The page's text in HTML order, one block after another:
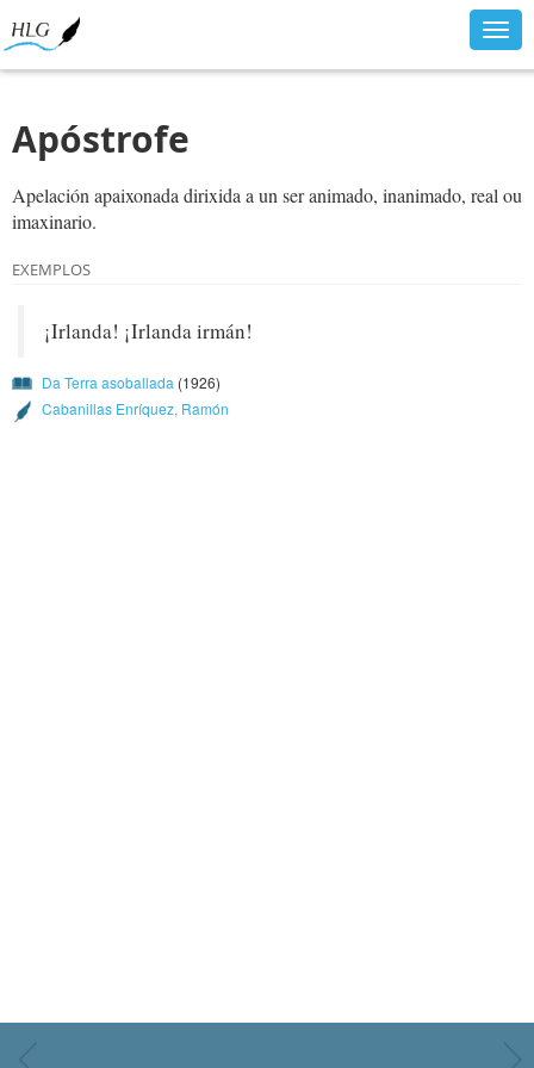
Apóstrofe
Apelación apaixonada dirixida a un ser animado, inanimado, real ou
imaxinario.
EXEMPLOS
¡Irlanda! ¡Irlanda irmán!
Da Terra asoballada (1926)
Cabanillas Enríquez, Ramón